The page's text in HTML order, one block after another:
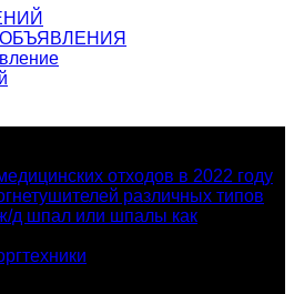
отходов в 2022 году
различных типов
д шпал или шпалы как